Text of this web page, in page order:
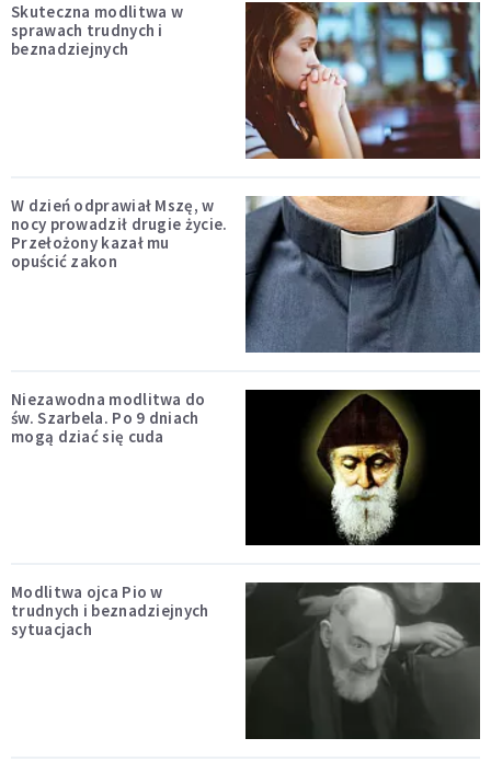
Skuteczna modlitwa w
sprawach trudnych i
beznadziejnych
W dzień odprawiał Mszę, w
nocy prowadził drugie życie.
Przełożony kazał mu
opuścić zakon
Niezawodna modlitwa do
św. Szarbela. Po 9 dniach
mogą dziać się cuda
Modlitwa ojca Pio w
trudnych i beznadziejnych
sytuacjach